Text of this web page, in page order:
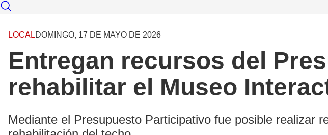
LOCALDOMINGO, 17 DE MAYO DE 2026
Entregan recursos del
rehabilitar el Museo
Mediante el Presupuesto Participativo fue posible realizar